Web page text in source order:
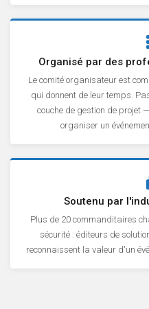
Organisé par des
Le comité organisateur est
qui donnent de leur temps.
couche de gestion de projet
organiser un
Soutenu par
Plus de 20 commanditaires
sécurité : éditeurs de
reconnaissent la valeur d'un